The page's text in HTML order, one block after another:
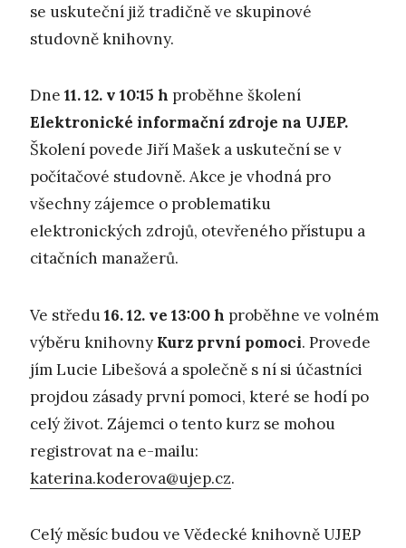
se uskuteční již tradičně ve skupinové
studovně knihovny.
Dne 11. 12. v 10:15 h proběhne školení
Elektronické informační zdroje na UJEP.
Školení povede Jiří Mašek a uskuteční se v
počítačové studovně. Akce je vhodná pro
všechny zájemce o problematiku
elektronických zdrojů, otevřeného přístupu a
citačních manažerů.
Ve středu16. 12. ve 13:00h proběhne ve volném
výběru knihovny Kurz první pomoci. Provede
jím Lucie Libešová a společně s ní si účastníci
projdou zásady první pomoci, které se hodí po
celý život. Zájemci o tento kurz se mohou
registrovat na e-mailu:
katerina.koderova@ujep.cz.
Celý měsíc budou ve Vědecké knihovně UJEP